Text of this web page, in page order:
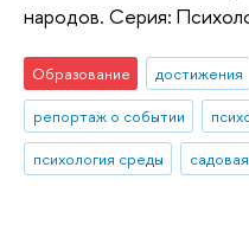
народов. Серия:
Образование достижения
репортаж о событии
психология среды